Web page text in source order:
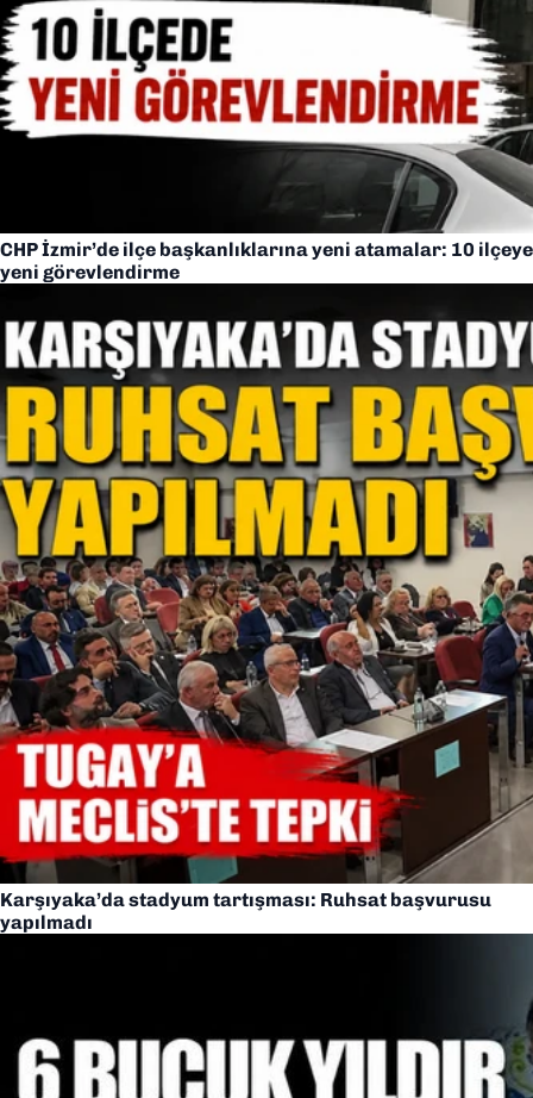
CHP İzmir’de ilçe başkanlıklarına yeni atamalar: 10 ilçeye
yeni görevlendirme
Karşıyaka’da stadyum tartışması: Ruhsat başvurusu
yapılmadı